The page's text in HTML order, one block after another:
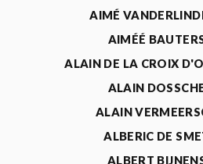
AIMÉ
AIMÉÉ
ALAIN DE LA CROIX
ALAIN
ALAIN
ALBERIC DE
ALBERT